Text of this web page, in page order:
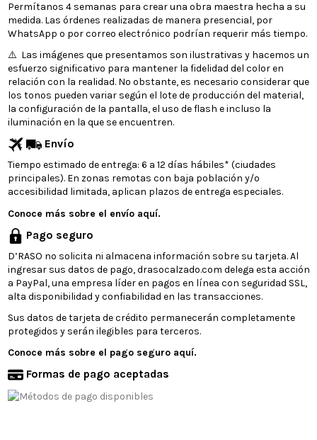
Permítanos 4 semanas para crear una obra maestra hecha a su
medida. Las órdenes realizadas de manera presencial, por
WhatsApp o por correo electrónico podrían requerir más tiempo.
⚠️ Las imágenes que presentamos son ilustrativas y hacemos un
esfuerzo significativo para mantener la fidelidad del color en
relación con la realidad. No obstante, es necesario considerar que
los tonos pueden variar según el lote de producción del material,
la configuración de la pantalla, el uso de flash e incluso la
iluminación en la que se encuentren.
Envío
Tiempo estimado de entrega: 6 a 12 días hábiles* (ciudades
principales). En zonas remotas con baja población y/o
accesibilidad limitada, aplican plazos de entrega especiales.
Conoce más sobre el envío aquí.
Pago seguro
D’RASO no solicita ni almacena información sobre su tarjeta. Al
ingresar sus datos de pago, drasocalzado.com delega esta acción
a PayPal, una empresa líder en pagos en línea con seguridad SSL,
alta disponibilidad y confiabilidad en las transacciones.
Sus datos de tarjeta de crédito permanecerán completamente
protegidos y serán ilegibles para terceros.
Conoce más sobre el pago seguro aquí.
Formas de pago aceptadas